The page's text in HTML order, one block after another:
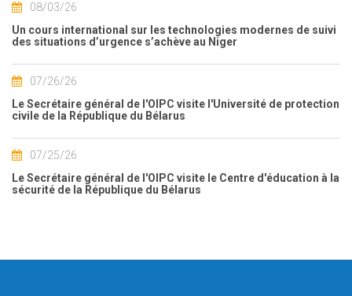
08/03/26
Un cours international sur les technologies modernes de suivi
des situations d’urgence s’achève au Niger
07/26/26
Le Secrétaire général de l'OIPC visite l'Université de protection
civile de la République du Bélarus
07/25/26
Le Secrétaire général de l'OIPC visite le Centre d'éducation à la
sécurité de la République du Bélarus